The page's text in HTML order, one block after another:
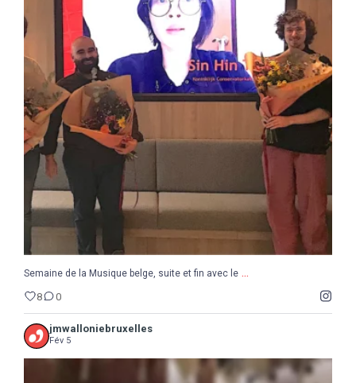
Semaine de la Musique belge, suite et fin avec le ...
Semaine de la Musique belge, suite et fin avec le ...
8 0
jmwalloniebruxelles
Fév 5